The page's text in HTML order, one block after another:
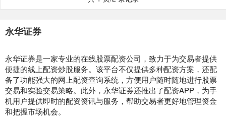
永华证券
永华证券是一家专业的在线股票配资公司，致力于为交易者提供
便捷的线上配资炒股服务。该平台不仅提供多种配资方案，还配
备了功能强大的网上配资查询系统，方便用户随时随地进行股票
交易和实验交易策略。此外，永华证券还推出了配资APP，为手
机用户提供即时的配资资讯与服务，帮助交易者更好地管理资金
和把握市场机会。